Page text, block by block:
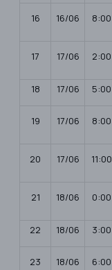
16 16/06 8:00
17 17/06 2:00
18 17/06 5:00
19 17/06 8:00
20 17/06 11:00
21 18/06 0:00
22 18/06 3:00
23 18/06 6:00